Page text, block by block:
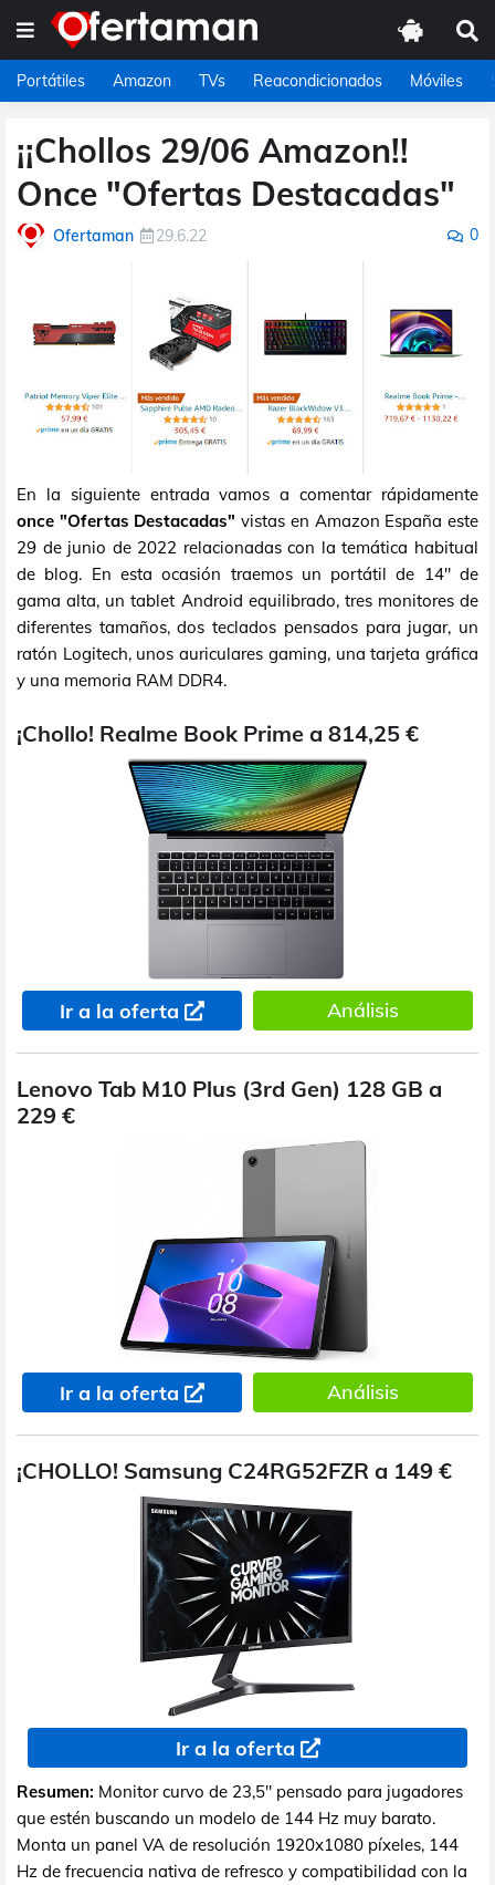
Portátiles Amazon TVs Reacondicionados Móviles
¡¡Chollos 29/06 Amazon!!
Once "Ofertas Destacadas"
Ofertaman 29.6.22 0
En la siguiente entrada vamos a comentar rápidamente
once "Ofertas Destacadas" vistas en Amazon España este
29 de junio de 2022 relacionadas con la temática habitual
de blog. En esta ocasión traemos un portátil de 14" de
gama alta, un tablet Android equilibrado, tres monitores de
diferentes tamaños, dos teclados pensados para jugar, un
ratón Logitech, unos auriculares gaming, una tarjeta gráfica
y una memoria RAM DDR4.
¡Chollo! Realme Book Prime a 814,25 €
Ir a la oferta Análisis
Lenovo Tab M10 Plus (3rd Gen) 128 GB a
229 €
Ir a la oferta Análisis
¡CHOLLO! Samsung C24RG52FZR a 149 €
Ir a la oferta
Resumen: Monitor curvo de 23,5" pensado para jugadores
que estén buscando un modelo de 144 Hz muy barato.
Monta un panel VA de resolución 1920x1080 píxeles, 144
Hz de frecuencia nativa de refresco y compatibilidad con la